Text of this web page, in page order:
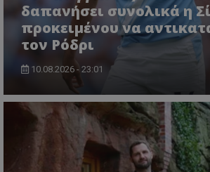
δαπανήσει συνολικά η
προκειμένου να
τον Ρόδρι
10.08.2026 - 23:01